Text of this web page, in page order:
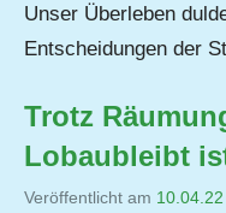
Unser Überleben
Entscheidungen der
Trotz
Lobaubleibt
Veröffentlicht am 10.04.22